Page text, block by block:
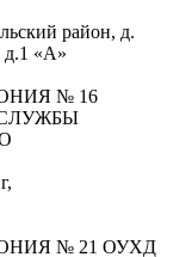
район, д.
д.1 «А»
№ 16
№ 21 ОУХД